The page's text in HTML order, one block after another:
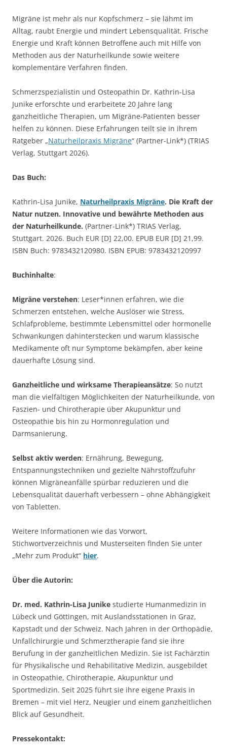
Migräne ist mehr als nur Kopfschmerz – sie lähmt im
Alltag, raubt Energie und mindert Lebensqualität. Frische
Energie und Kraft können Betroffene auch mit Hilfe von
Methoden aus der Naturheilkunde sowie weitere
komplementäre Verfahren finden.
Schmerzspezialistin und Osteopathin Dr. Kathrin-Lisa
Junike erforschte und erarbeitete 20 Jahre lang
ganzheitliche Therapien, um Migräne-Patienten besser
helfen zu können. Diese Erfahrungen teilt sie in ihrem
Ratgeber „Naturheilpraxis Migräne“ (Partner-Link*) (TRIAS
Verlag, Stuttgart 2026).
Das Buch:
Kathrin-Lisa Junike, Naturheilpraxis Migräne. Die Kraft der
Natur nutzen. Innovative und bewährte Methoden aus
der Naturheilkunde. (Partner-Link*) TRIAS Verlag,
Stuttgart. 2026. Buch EUR [D] 22,00. EPUB EUR [D] 21,99.
ISBN Buch: 9783432120980. ISBN EPUB: 9783432120997
Buchinhalte:
Migräne verstehen: Leser*innen erfahren, wie die
Schmerzen entstehen, welche Auslöser wie Stress,
Schlafprobleme, bestimmte Lebensmittel oder hormonelle
Schwankungen dahinterstecken und warum klassische
Medikamente oft nur Symptome bekämpfen, aber keine
dauerhafte Lösung sind.
Ganzheitliche und wirksame Therapieansätze: So nutzt
man die vielfältigen Möglichkeiten der Naturheilkunde, von
Faszien- und Chirotherapie über Akupunktur und
Osteopathie bis hin zu Hormonregulation und
Darmsanierung.
Selbst aktiv werden: Ernährung, Bewegung,
Entspannungstechniken und gezielte Nährstoffzufuhr
können Migräneanfälle spürbar reduzieren und die
Lebensqualität dauerhaft verbessern – ohne Abhängigkeit
von Tabletten.
Weitere Informationen wie das Vorwort,
Stichwortverzeichnis und Musterseiten finden Sie unter
„Mehr zum Produkt“ hier.
Über die Autorin:
Dr. med. Kathrin-Lisa Junike studierte Humanmedizin in
Lübeck und Göttingen, mit Auslandsstationen in Graz,
Kapstadt und der Schweiz. Nach Jahren in der Orthopädie,
Unfallchirurgie und Schmerztherapie fand sie ihre
Berufung in der ganzheitlichen Medizin. Sie ist Fachärztin
für Physikalische und Rehabilitative Medizin, ausgebildet
in Osteopathie, Chirotherapie, Akupunktur und
Sportmedizin. Seit 2025 führt sie ihre eigene Praxis in
Bremen – mit viel Herz, Neugier und einem ganzheitlichen
Blick auf Gesundheit.
Pressekontakt: